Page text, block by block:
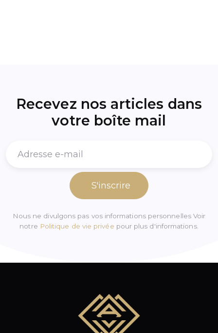
Recevez nos articles dans
votre boîte mail
S'inscrire
Nous ne divulgons pas vos informations personnelles Voir
notre Politique de vie privée pour plus d'informations.